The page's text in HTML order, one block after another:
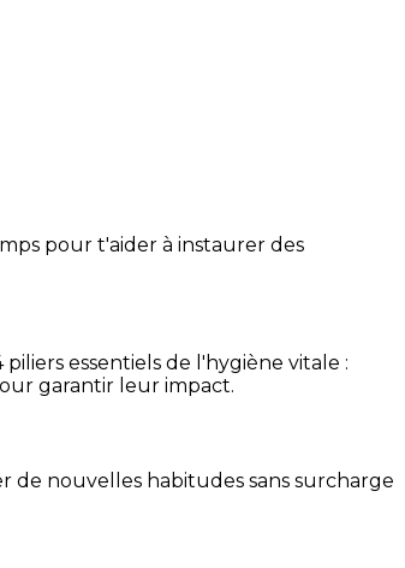
pour t'aider à instaurer des
essentiels de l'hygiène vitale :
garantir leur impact.
de nouvelles habitudes sans surcharge